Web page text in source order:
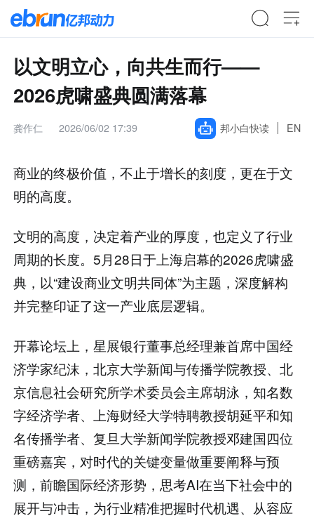
以文明立心，向共生而行——
2026虎啸盛典圆满落幕
龚作仁 2026/06/02 17:39 邦小白快读 EN
商业的终极价值，不止于增长的刻度，更在于文
明的高度。
文明的高度，决定着产业的厚度，也定义了行业
周期的长度。5月28日于上海启幕的2026虎啸盛
典，以“建设商业文明共同体”为主题，深度解构
并完整印证了这一产业底层逻辑。
开幕论坛上，星展银行董事总经理兼首席中国经
济学家纪沫，北京大学新闻与传播学院教授、北
京信息社会研究所学术委员会主席胡泳，知名数
字经济学者、上海财经大学特聘教授胡延平和知
名传播学者、复旦大学新闻学院教授邓建国四位
重磅嘉宾，对时代的关键变量做重要阐释与预
测，前瞻国际经济形势，思考AI在当下社会中的
展开与冲击，为行业精准把握时代机遇、从容应